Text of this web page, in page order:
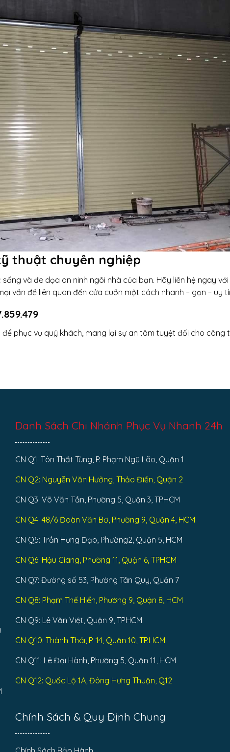
thuật chuyên nghiệp
và đe dọa an ninh ngôi nhà của bạn. Hãy liên hệ ngay với
vấn đề liên quan đến cửa cuốn một cách nhanh – gọn – uy
phục vụ quý khách, mang lại sự an tâm tuyệt đối cho công
Danh Sách Chi Nhánh Phục Vụ Nhanh 24h
CN Q1: Tôn Thất Tùng, P. Phạm Ngũ Lão, Quận 1
CN Q2: Nguyễn Văn Hưởng, Thảo Điền, Quận 2
CN Q3: Võ Văn Tần, Phường 5, Quận 3, TPHCM
CN Q4: 48/6 Đoàn Văn Bơ, Phường 9, Quận 4, HCM
CN Q5: Trần Hưng Đạo, Phường2, Quận 5, HCM
CN Q6: Hậu Giang, Phường 11, Quận 6, TPHCM
CN Q7: Đường số 53, Phường Tân Quy, Quận 7
CN Q8: Phạm Thế Hiển, Phường 9, Quận 8, HCM
CN Q9: Lê Văn Việt, Quận 9, TPHCM
CN Q10: Thành Thái, P. 14, Quận 10, TP.HCM
CN Q11: Lê Đại Hành, Phường 5, Quận 11, HCM
CN Q12: Quốc Lộ 1A, Đông Hưng Thuận, Q12
Chính Sách & Quy Định Chung